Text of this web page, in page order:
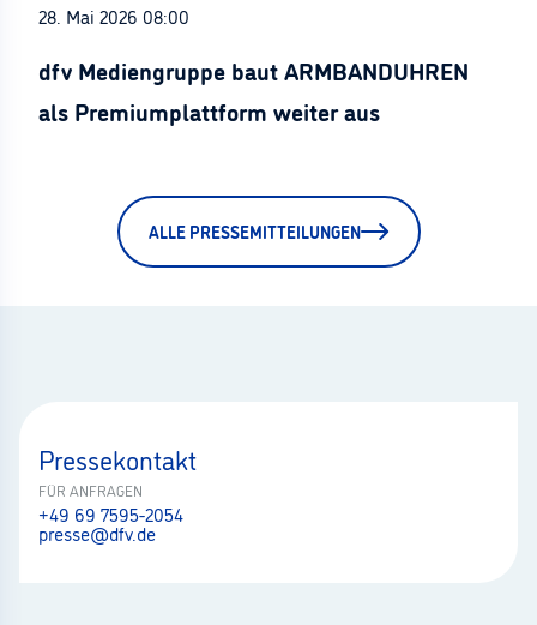
28. Mai 2026 08:00
dfv Mediengruppe baut ARMBANDUHREN
als Premiumplattform weiter aus
ALLE PRESSEMITTEILUNGEN
Pressekontakt
FÜR ANFRAGEN
+49 69 7595-2054
presse@dfv.de